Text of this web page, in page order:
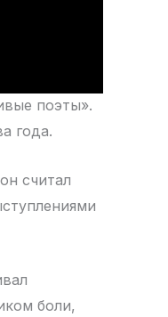
поэты».
года.
считал
боли,